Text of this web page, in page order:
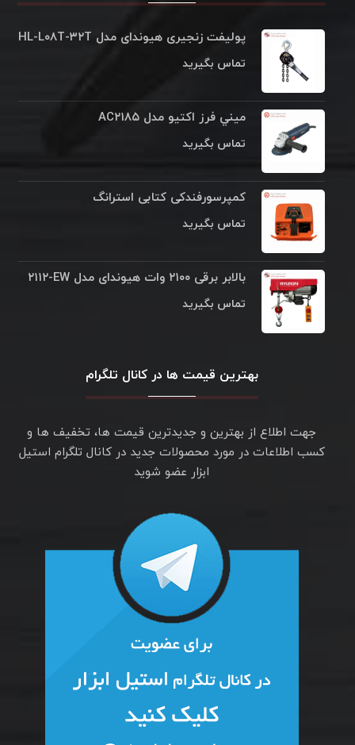
پولیفت زنجیری هیوندای مدل HL-L۰۸T-۳۲T
تماس بگیرید
ميني فرز اکتيو مدل AC۲۱۸۵
تماس بگیرید
کمپرسورفندکی کتابی استرانگ
تماس بگیرید
بالابر برقی ۲۱۰۰ وات هیوندای مدل ۲۱۱۲‎-EW
تماس بگیرید
بهترین قیمت ها در کانال تلگرام
جهت اطلاع از بهترین و جدیدترین قیمت ها، تخفیف ها و
کسب اطلاعات در مورد محصولات جدید در کانال تلگرام استیل
ابزار عضو شوید